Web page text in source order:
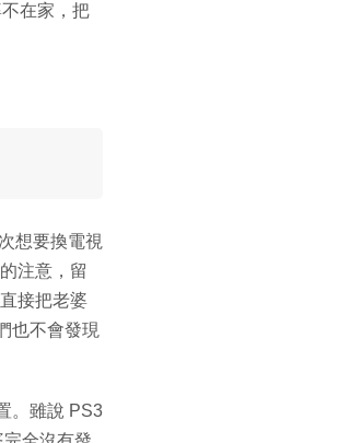
在家，把
想要換電視
注意，留
接把老婆
也不會發現
。雖說 PS3